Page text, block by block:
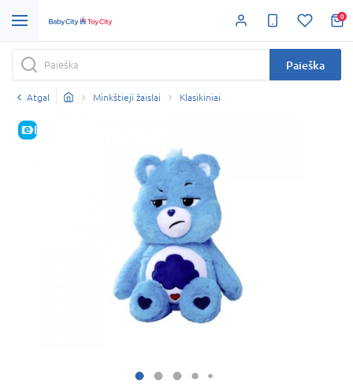
0
Paieška
Atgal Minkštieji žaislai Klasikiniai
E-KAINA